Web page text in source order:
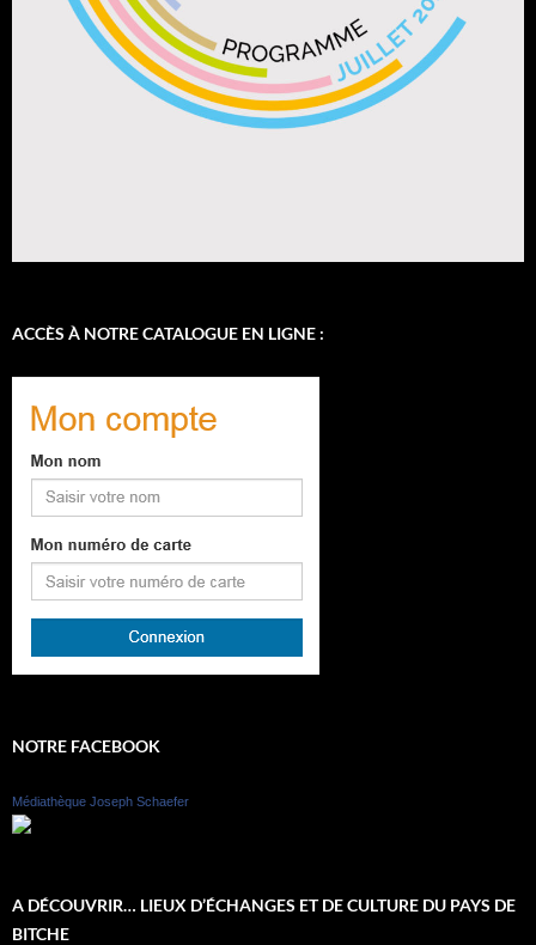
ACCÈS À NOTRE CATALOGUE EN LIGNE :
NOTRE FACEBOOK
Médiathèque Joseph Schaefer
A DÉCOUVRIR… LIEUX D’ÉCHANGES ET DE CULTURE DU PAYS DE
BITCHE